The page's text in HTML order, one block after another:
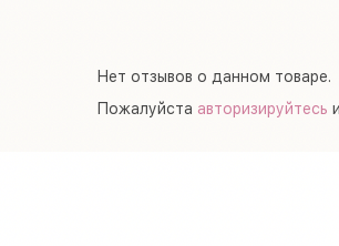
Нет отзывов о данном товаре.
Пожалуйста авторизируйтесь